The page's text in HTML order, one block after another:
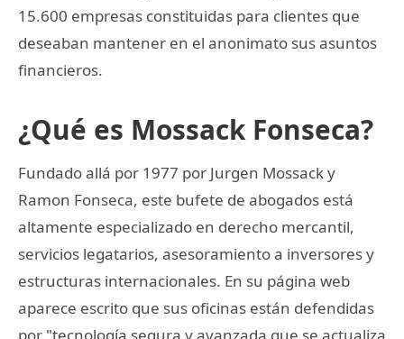
15.600 empresas constituidas para clientes que
deseaban mantener en el anonimato sus asuntos
financieros.
¿Qué es Mossack Fonseca?
Fundado allá por 1977 por Jurgen Mossack y
Ramon Fonseca, este bufete de abogados está
altamente especializado en derecho mercantil,
servicios legatarios, asesoramiento a inversores y
estructuras internacionales. En su página web
aparece escrito que sus oficinas están defendidas